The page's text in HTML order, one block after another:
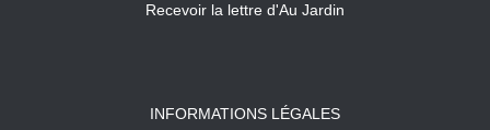
Recevoir la lettre d'Au Jardin
INFORMATIONS LÉGALES